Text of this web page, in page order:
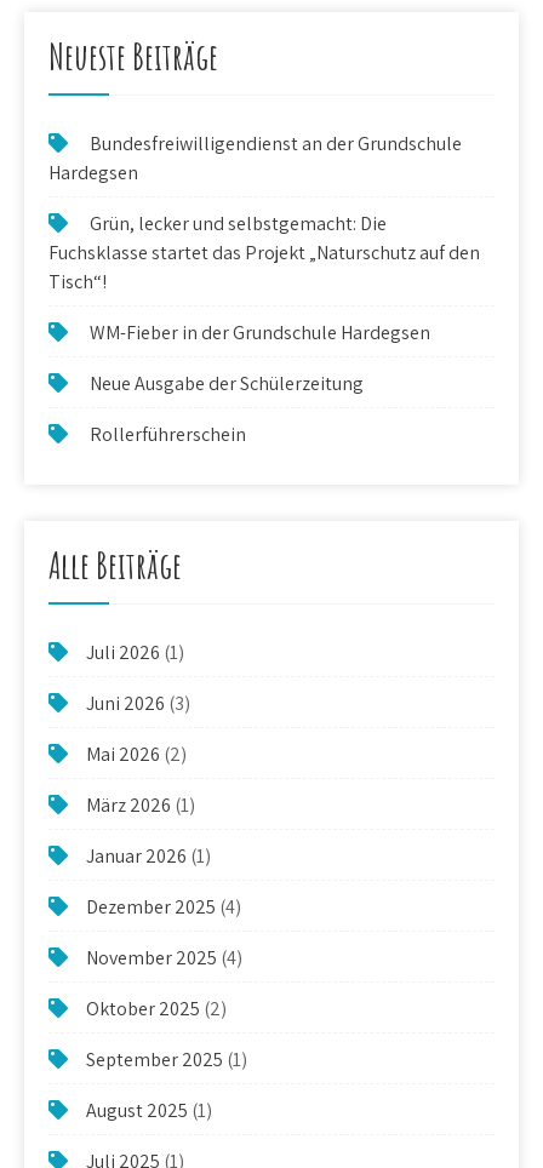
Neueste Beiträge
Bundesfreiwilligendienst an der Grundschule
Hardegsen
Grün, lecker und selbstgemacht: Die
Fuchsklasse startet das Projekt „Naturschutz auf den
Tisch“!
WM-Fieber in der Grundschule Hardegsen
Neue Ausgabe der Schülerzeitung
Rollerführerschein
Alle Beiträge
Juli 2026 (1)
Juni 2026 (3)
Mai 2026 (2)
März 2026 (1)
Januar 2026 (1)
Dezember 2025 (4)
November 2025 (4)
Oktober 2025 (2)
September 2025 (1)
August 2025 (1)
Juli 2025 (1)